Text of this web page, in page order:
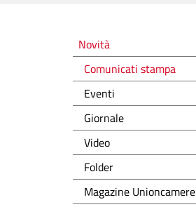
Novità
Novità
Comunicati stampa
Eventi
Giornale
Video
Folder
Magazine Unioncamere